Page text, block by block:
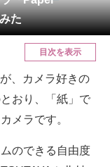
た
目次を表示
が、カメラ好きの
おり、「紙」で
メラです。
のできる自由度